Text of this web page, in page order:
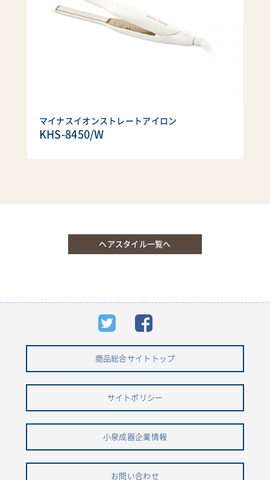
マイナスイオンストレートアイロン
KHS-8450/W
ヘアスタイル一覧へ
商品総合サイトトップ
サイトポリシー
小泉成器企業情報
お問い合わせ